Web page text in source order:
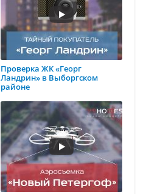
Проверка ЖК «Георг
Ландрин» в Выборгском
районе